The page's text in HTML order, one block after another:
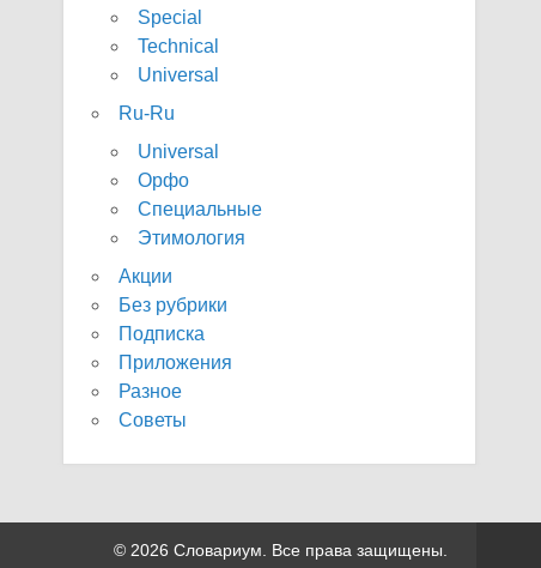
Special
Technical
Universal
Ru-Ru
Universal
Орфо
Специальные
Этимология
Акции
Без рубрики
Подписка
Приложения
Разное
Советы
© 2026 Словариум. Все права защищены.